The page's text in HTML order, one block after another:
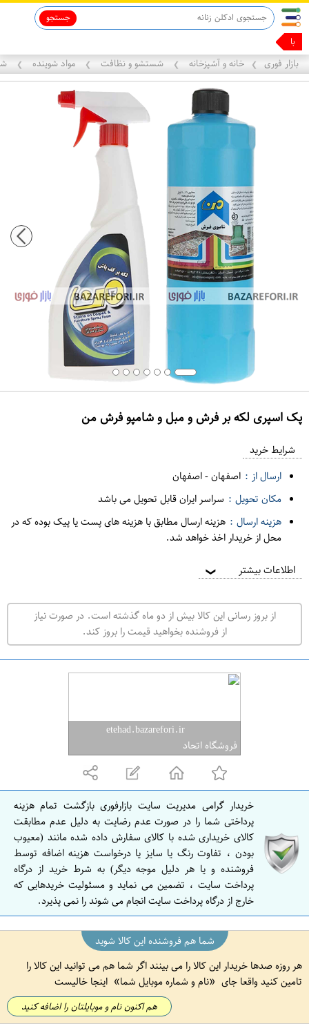
جستجو
با همین گ
بازار فوری ❯ خانه و آشپزخانه ❯ شستشو و نظافت ❯ مواد شوینده ❯
پک اسپری لکه بر فرش و مبل و شامپو فرش من
ر
ت
ه
ر
ا
ص
ه
ن
ا
ص
ف
ه
ا
ن
شرایط خرید
ارسال از : اصفهان-اصفهان
مکان تحویل : سراسر ایران قابل تحویل می باشد
هزینه ارسال : هزینه ارسال مطابق با هزینه های پست یا پیک بوده که در
محل از خریدار اخذ خواهد شد.
اطلاعات بیشتر ❯
از بروز رسانی این کالا بیش از دو ماه گذشته است. در صورت نیاز
از فروشنده بخواهید قیمت را بروز کند.
etehad.bazarefori.ir
فروشگاه اتحاد
خریدار گرامی مدیریت سایت بازارفوری بازگشت تمام هزینه
پرداختی شما را در صورت عدم رضایت به دلیل عدم مطابقت
کالای خریداری شده با کالای سفارش داده شده مانند (معیوب
بودن ، تفاوت رنگ یا سایز یا درخواست هزینه اضافه توسط
فروشنده و یا هر دلیل موجه دیگر) به شرط خرید از درگاه
پرداخت سایت ، تضمین می نماید و مسئولیت خریدهایی که
خارج از درگاه پرداخت سایت انجام می شوند را نمی پذیرد.
شما هم فروشنده این کالا شوید
هر روزه صدها خریدار این کالا را می بینند اگر شما هم می توانید این کالا را
تامین کنید واقعا جای
نام و شماره موبایل شما اینجا خالیست
هم اکنون نام و موبایلتان را اضافه کنید